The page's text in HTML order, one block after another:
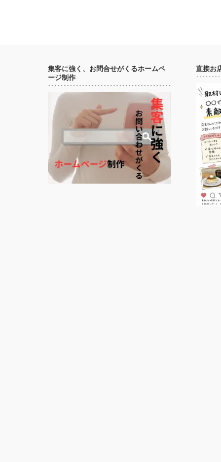
集客に強く、お問合せがくるホームペ
ージ制作
直接お